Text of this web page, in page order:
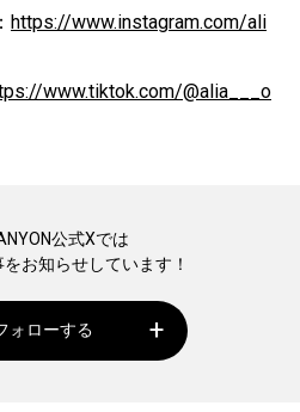
https://www.instagram.com/ali
www.tiktok.com/@alia___o
公式Xでは
お知らせしています！
ォローする